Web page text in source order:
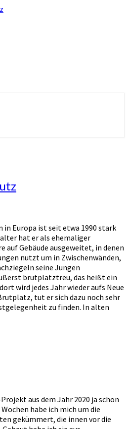
in Europa ist seit etwa 1990 stark
hat er als ehemaliger
auf Gebäude ausgeweitet, in denen
nutzt um in Zwischenwänden,
seine Jungen
brutplatztreu, das heißt ein
wird jedes Jahr wieder aufs Neue
tut er sich dazu noch sehr
zu finden. In alten
aus dem Jahr 2020 ja schon
habe ich mich um die
gekümmert, die innen vor die